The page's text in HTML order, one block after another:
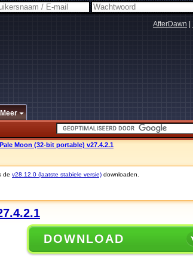
AfterDawn
Meer
Pale Moon (32-bit portable) v27.4.2.1
de v28.12.0 (laatste stabiele versie) downloaden.
DOWNLOAD